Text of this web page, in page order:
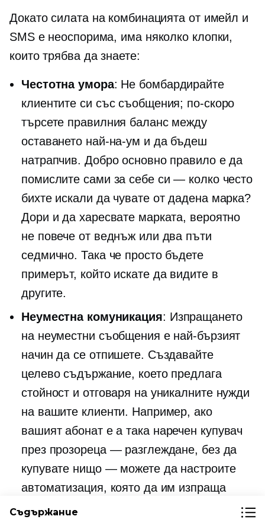
Докато силата на комбинацията от имейл и
SMS е неоспорима, има няколко клопки,
които трябва да знаете:
Честотна умора: Не бомбардирайте
клиентите си със съобщения; по-скоро
търсете правилния баланс между
оставането най-на-ум и да бъдеш
натрапчив. Добро основно правило е да
помислите сами за себе си — колко често
бихте искали да чувате от дадена марка?
Дори и да харесвате марката, вероятно
не повече от веднъж или два пъти
седмично. Така че просто бъдете
примерът, който искате да видите в
другите.
Неуместна комуникация: Изпращането
на неуместни съобщения е най-бързият
начин да се отпишете. Създавайте
целево съдържание, което предлага
стойност и отговаря на уникалните нужди
на вашите клиенти. Например, ако
вашият абонат е aтака наречен купувач
през прозореца — разглеждане, без да
купувате нищо — можете да настроите
автоматизация, която да им изпраща
имейли с препоръки за продукти въз
Съдържание